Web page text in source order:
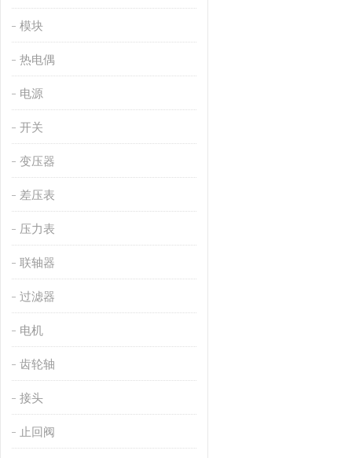
模块
热电偶
电源
开关
变压器
差压表
压力表
联轴器
过滤器
电机
齿轮轴
接头
止回阀